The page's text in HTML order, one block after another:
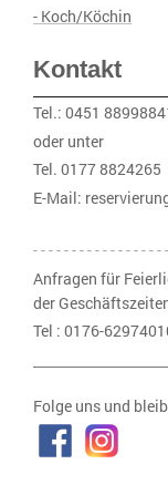
- Koch/Köchin
Kontakt
Tel.: 0451
oder unter
Tel. 0177 8824265
E-Mail:
- - - - - - - - - - - - - - - - -
Anfragen für
der
Tel : 0176-
Folge uns und